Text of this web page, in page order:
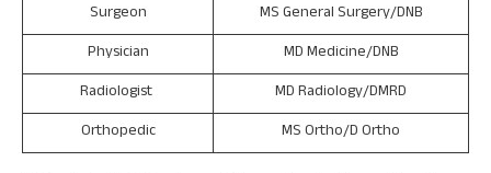
Surgeon
MS General Surgery/DNB
Physician
MD Medicine/DNB
Radiologist
MD Radiology/DMRD
Orthopedic
MS Ortho/D Ortho